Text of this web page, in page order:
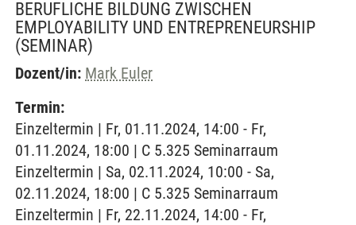
BERUFLICHE BILDUNG ZWISCHEN
EMPLOYABILITY UND ENTREPRENEURSHIP
(SEMINAR)
Dozent/in: Mark Euler
Termin:
Einzeltermin | Fr, 01.11.2024, 14:00 - Fr,
01.11.2024, 18:00 | C 5.325 Seminarraum
Einzeltermin | Sa, 02.11.2024, 10:00 - Sa,
02.11.2024, 18:00 | C 5.325 Seminarraum
Einzeltermin | Fr, 22.11.2024, 14:00 - Fr,